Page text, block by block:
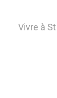
Vivre à